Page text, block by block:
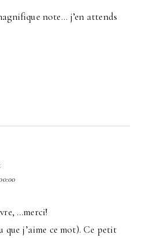
note… j’en attends
…merci!
que j’aime ce mot). Ce petit